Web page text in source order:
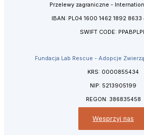
Przelewy zagraniczne -
IBAN: PL04 1600 1462 1892
SWIFT CODE:
Fundacja Lab Rescue - Adopcje
KRS: 0000855434
NIP: 5213905199
REGON: 386835458
Wesprzyj nas